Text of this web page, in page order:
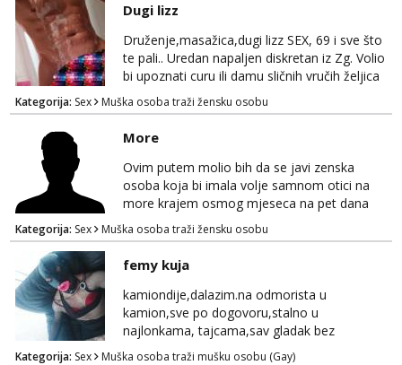
možeš me vidjeti na videopozivu. 😉
091/912-3322 ❌NE RADIMO NIŠTA UŽIVO❌
Dugi lizz
Druženje,masažica,dugi lizz SEX, 69 i sve što
te pali.. Uredan napaljen diskretan iz Zg. Volio
bi upoznati curu ili damu sličnih vručih željica
za zajedničko ugodno i strastveno druženje.
Prostor imam, diskr max. A i mobilan 🚗 sam.
Kategorija: Sex Muška osoba traži žensku osobu
More
Ovim putem molio bih da se javi zenska
osoba koja bi imala volje samnom otici na
more krajem osmog mjeseca na pet dana
netrazim nista intimno cisto druženje da
nisam sam ,imam 39 godina crna kosa 170
visok 80 kg zagrebačka županija 0919121728
WhatsApp Viber ili mail merkej86@gmail.com
Kategorija: Sex Muška osoba traži žensku osobu
femy kuja
kamiondije,dalazim.na odmorista u
kamion,sve po dogovoru,stalno u
najlonkama, tajcama,sav gladak bez
dlaka,spermu obozavam,sve po dog
Kategorija: Sex Muška osoba traži mušku osobu (Gay)